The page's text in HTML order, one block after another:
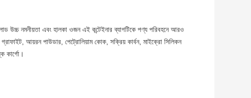
উচ্চ নমনীয়তা এবং হালকা ওজন এই কন্টেইনার ব্যাগটিকে পণ্য পরিবহনে আরও
আয়রন পাউডার, পেট্রোলিয়াম কোক, সক্রিয় কার্বন, মাইক্রো সিলিকন
কার্গো।